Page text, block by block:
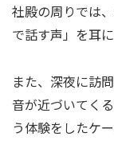
社殿の周りでは
で話す声」を耳
また、深夜に訪
音が近づいてく
う体験をしたケ